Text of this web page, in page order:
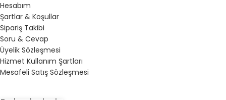
Hesabım
Şartlar & Koşullar
Sipariş Takibi
Soru & Cevap
Üyelik Sözleşmesi
Hizmet Kullanım Şartları
Mesafeli Satış Sözleşmesi